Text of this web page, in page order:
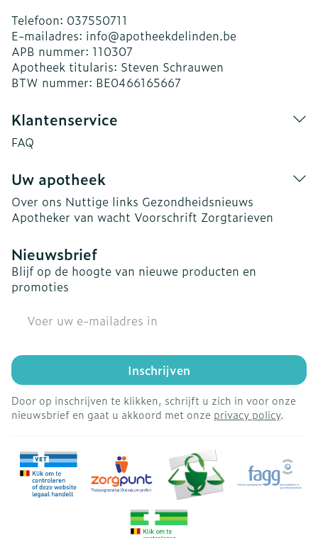
Telefoon: 037550711
E-mailadres: info@apotheekdelinden.be
APB nummer: 110307
Apotheek titularis: Steven Schrauwen
BTW nummer: BE0466165667
Klantenservice
FAQ
Uw apotheek
Over ons Nuttige links Gezondheidsnieuws
Apotheker van wacht Voorschrift Zorgtarieven
Nieuwsbrief
Blijf op de hoogte van nieuwe producten en
promoties
Inschrijven
Door op inschrijven te klikken, schrijft u zich in voor onze
nieuwsbrief en gaat u akkoord met onze privacy policy.